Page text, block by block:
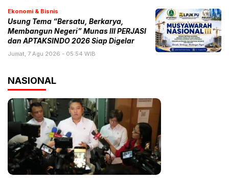
Ekonomi & Bisnis
Usung Tema “Bersatu, Berkarya,
Membangun Negeri” Munas III PERJASI
dan APTAKSINDO 2026 Siap Digelar
Jumat, 7 Agu 2026 - 05:54 WIB
NASIONAL